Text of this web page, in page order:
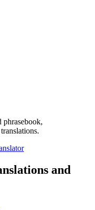
phrasebook,
and